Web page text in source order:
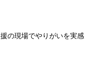
の現場でやりがいを実感